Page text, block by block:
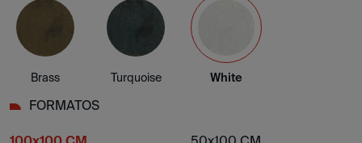
Brass Turquoise White
FORMATOS